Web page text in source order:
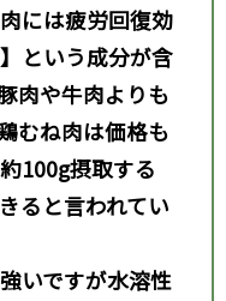
には疲労回復効
という成分が含
肉や牛肉よりも
むね肉は価格も
100g摂取する
ると言われてい
いですが水溶性